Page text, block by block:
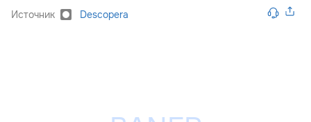
Источник Descopera